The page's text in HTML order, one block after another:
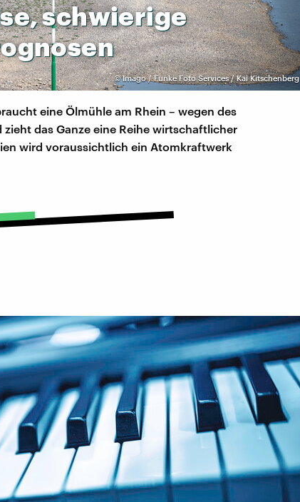
©Imago / Funke Foto Services / Kai Kitschenberg
schwierige
eine Ölmühle am Rhein – wegen des
das Ganze eine Reihe wirtschaftlicher
wird voraussichtlich ein Atomkraftwerk